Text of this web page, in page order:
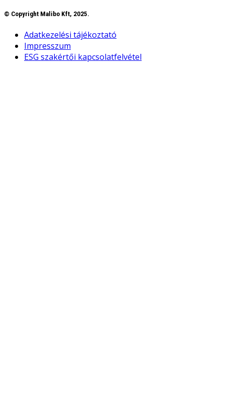
© Copyright Malibo Kft, 2025.
Adatkezelési tájékoztató
Impresszum
ESG szakértői kapcsolatfelvétel